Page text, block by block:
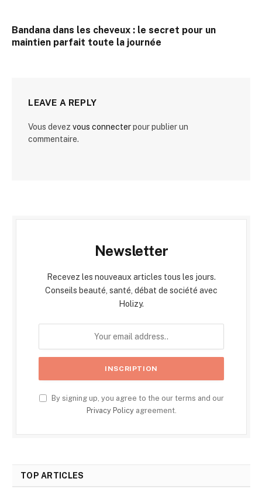
Bandana dans les cheveux : le secret pour un
maintien parfait toute la journée
LEAVE A REPLY
Vous devez vous connecterpour publier un
commentaire.
Newsletter
Recevez les nouveaux articles tous les jours.
Conseils beauté, santé, débat de société avec
Holizy.
By signing up, you agree to the our terms and our
Privacy Policyagreement.
TOP ARTICLES